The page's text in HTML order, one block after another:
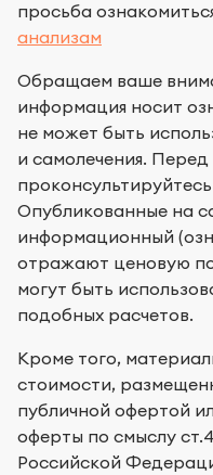
просьба
анализам
Обращаем ваше
информация носит
не может быть
и самолечения.
Опубликованные на
информационный
отражают ценовую
могут быть
подобных расчетов.
Кроме того,
стоимости,
публичной офертой
оферты по смыслу
Российской